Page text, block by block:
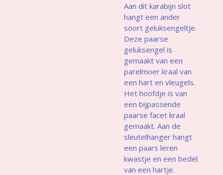
Aan dit karabijn slot
hangt een ander
soort geluksengeltje.
Deze paarse
geluksengel is
gemaakt van een
parelmoer kraal van
een hart en vleugels.
Het hoofdje is van
een bijpassende
paarse facet kraal
gemaakt. Aan de
sleutelhanger hangt
een paars leren
kwastje en een bedel
van een hartje.